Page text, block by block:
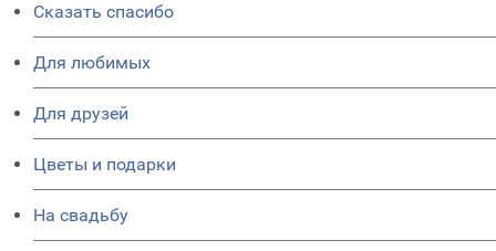
Сказать спасибо
Для любимых
Для друзей
Цветы и подарки
На свадьбу